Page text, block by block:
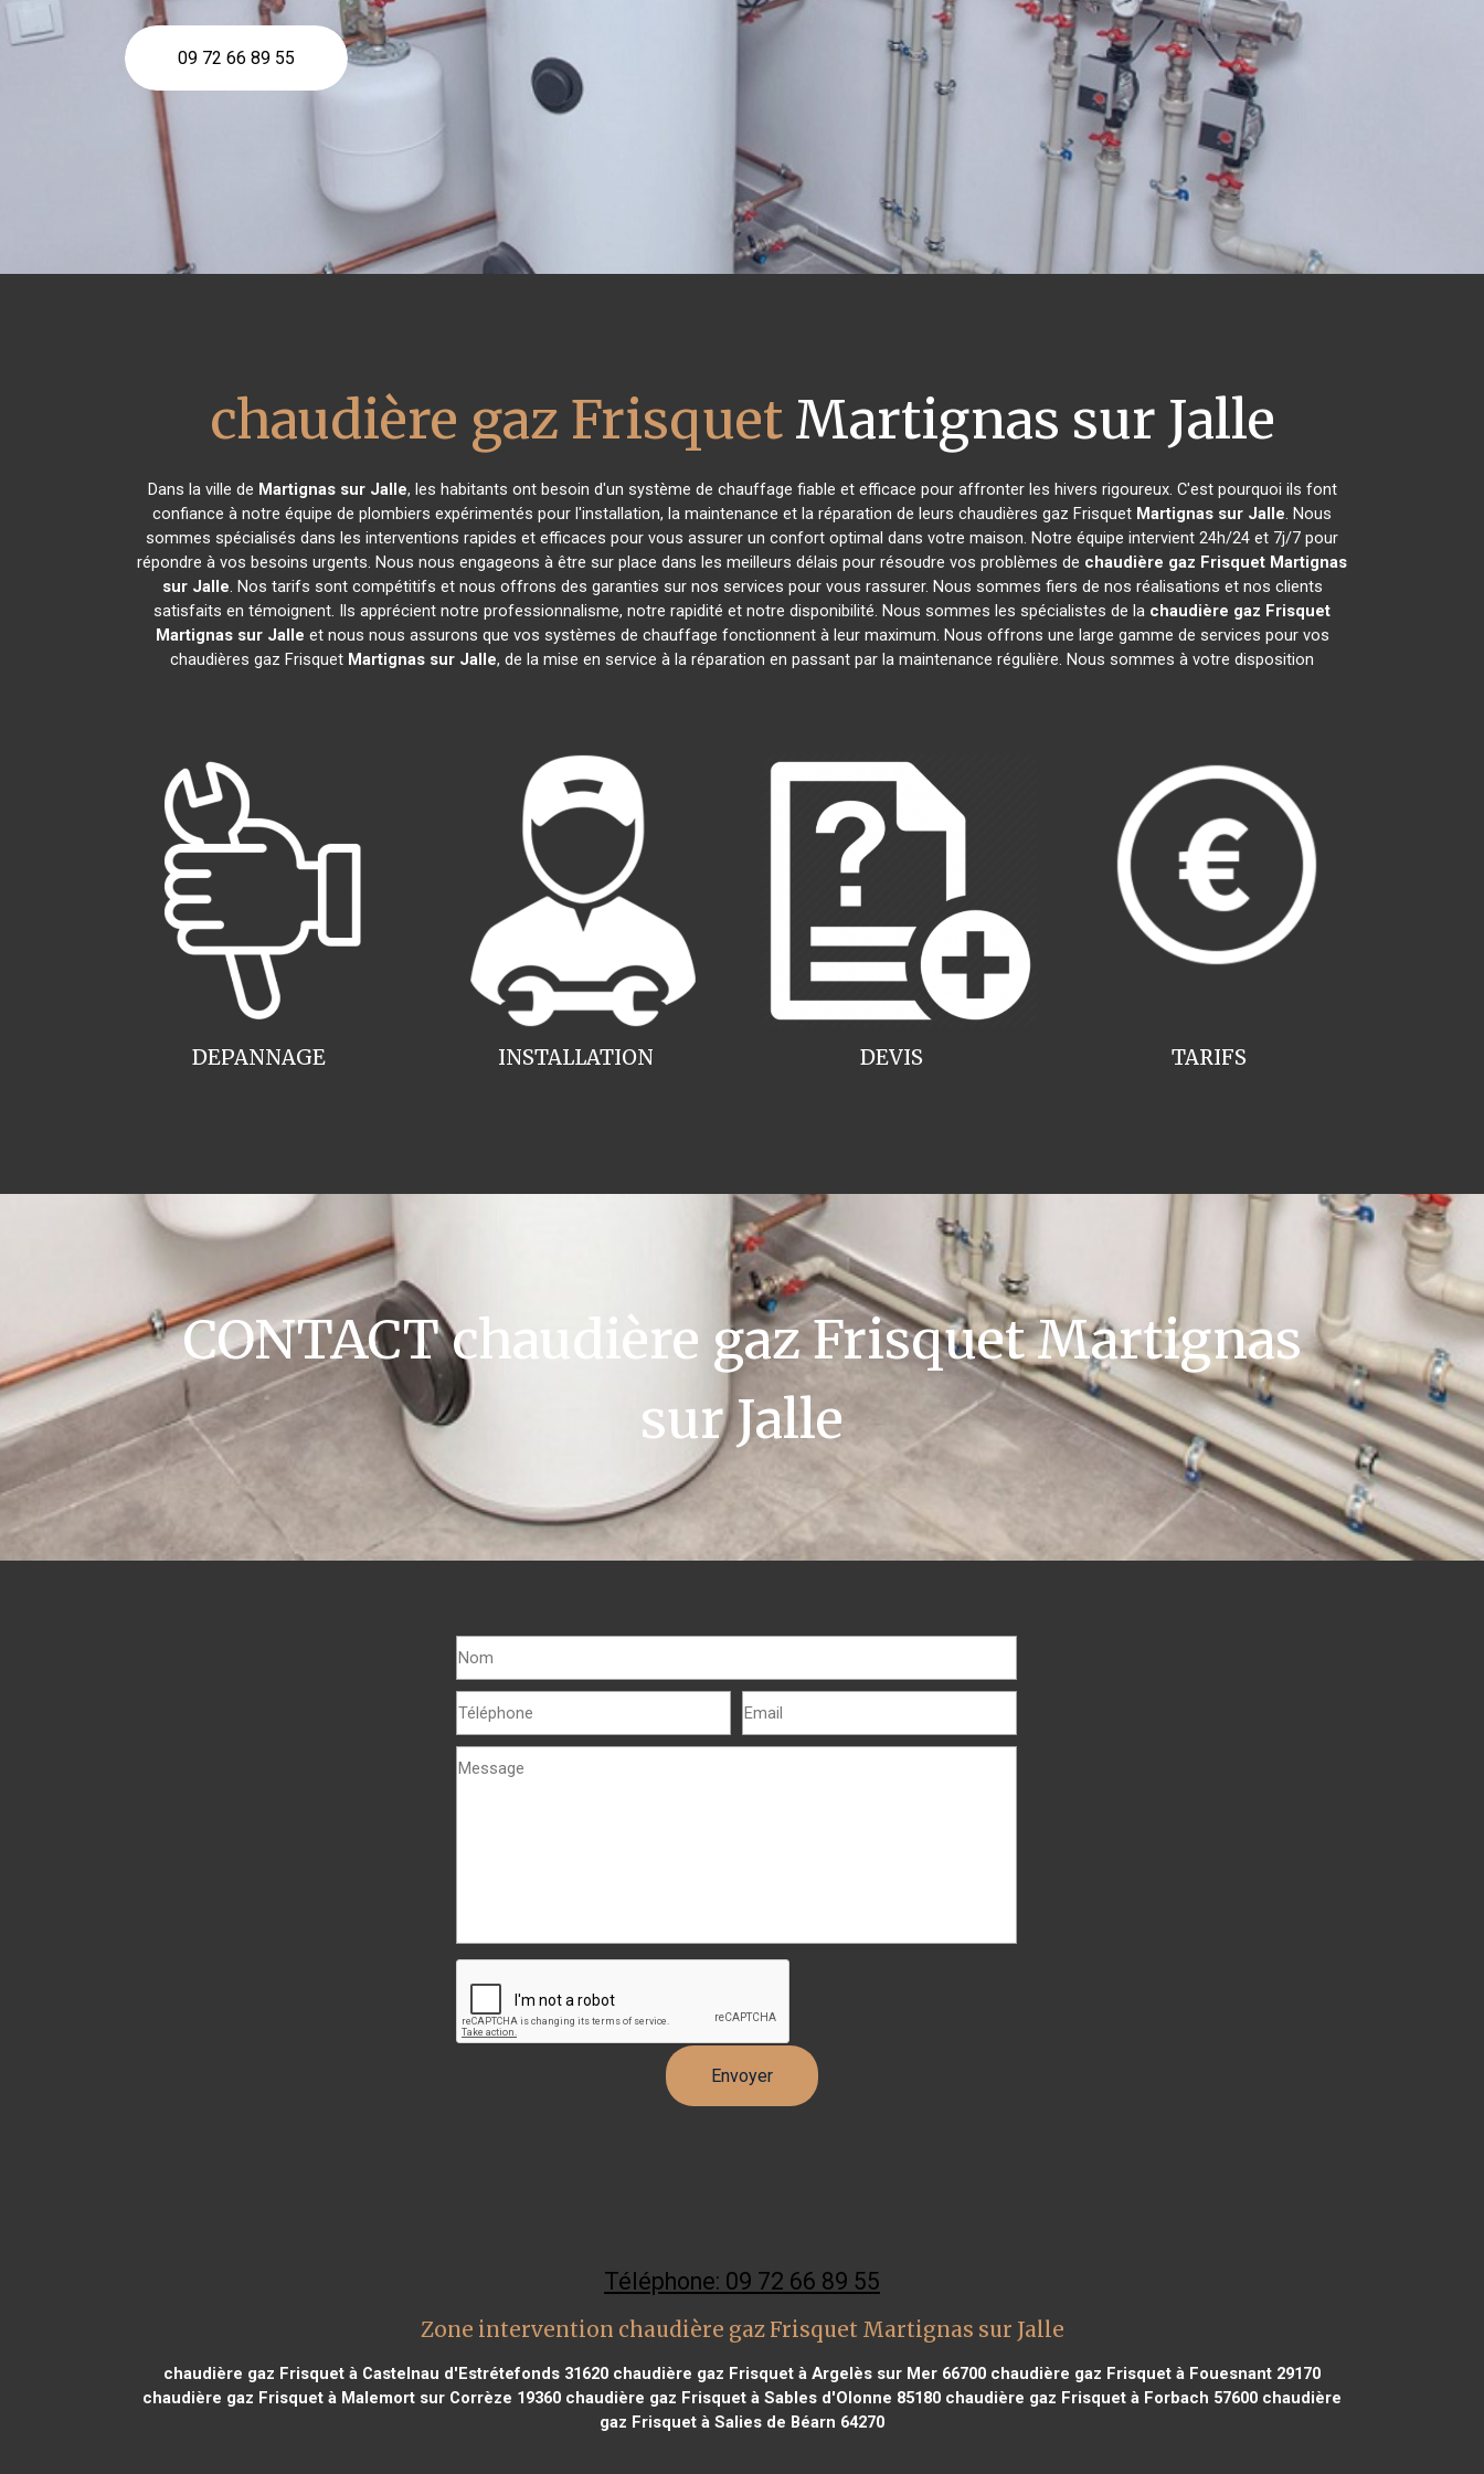
09 72 66 89 55
chaudière gaz FrisquetMartignas sur Jalle
Dans la ville de Martignas sur Jalle, les habitants ont besoin d'un système de chauffage fiable et efficace pour affronter les hivers rigoureux. C'est pourquoi ils font
confiance à notre équipe de plombiers expérimentés pour l'installation, la maintenance et la réparation de leurs chaudières gaz Frisquet Martignas sur Jalle. Nous
sommes spécialisés dans les interventions rapides et efficaces pour vous assurer un confort optimal dans votre maison. Notre équipe intervient 24h/24 et 7j/7 pour
répondre à vos besoins urgents. Nous nous engageons à être sur place dans les meilleurs délais pour résoudre vos problèmes de chaudière gaz Frisquet Martignas
sur Jalle. Nos tarifs sont compétitifs et nous offrons des garanties sur nos services pour vous rassurer. Nous sommes fiers de nos réalisations et nos clients
satisfaits en témoignent. Ils apprécient notre professionnalisme, notre rapidité et notre disponibilité. Nous sommes les spécialistes de la chaudière gaz Frisquet
Martignas sur Jalle et nous nous assurons que vos systèmes de chauffage fonctionnent à leur maximum. Nous offrons une large gamme de services pour vos
chaudières gaz Frisquet Martignas sur Jalle, de la mise en service à la réparation en passant par la maintenance régulière. Nous sommes à votre disposition
INSTALLATION
DEPANNAGE TARIFS
DEVIS
CONTACT chaudière gaz Frisquet Martignas
sur Jalle
Téléphone: 09 72 66 89 55
Zone intervention chaudière gaz Frisquet Martignas sur Jalle
chaudière gaz Frisquet à Castelnau d'Estrétefonds 31620 chaudière gaz Frisquet à Argelès sur Mer 66700 chaudière gaz Frisquet à Fouesnant 29170
chaudière gaz Frisquet à Malemort sur Corrèze 19360 chaudière gaz Frisquet à Sables d'Olonne 85180 chaudière gaz Frisquet à Forbach 57600 chaudière
gaz Frisquet à Salies de Béarn 64270